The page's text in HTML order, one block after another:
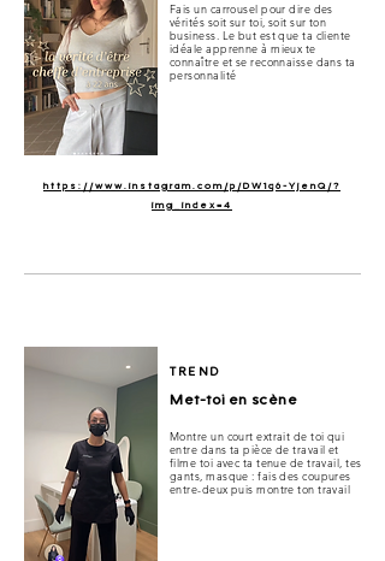
Fais un carrousel pour dire des
vérités soit sur toi, soit sur ton
business. Le but est que ta cliente
idéale apprenne à mieux te
connaître et se reconnaisse dans ta
personnalité
https://www.instagram.com/p/DW1q6-YjenQ/?
img_index=4
TREND
Met-toi en scène
Montre un court extrait de toi qui
entre dans ta pièce de travail et
filme toi avec ta tenue de travail, tes
gants, masque : fais des coupures
entre-deux puis montre ton travail